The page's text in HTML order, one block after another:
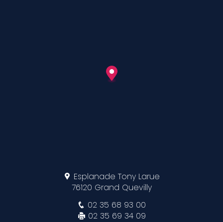
Esplanade Tony Larue
76120 Grand Quevilly
02 35 68 93 00
02 35 69 34 09